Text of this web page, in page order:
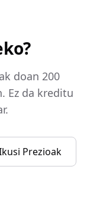
doan 200
Ez da kreditu
Prezioak